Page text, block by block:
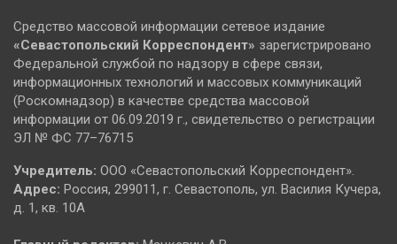
Средство массовой информации сетевое издание
«Севастопольский Корреспондент» зарегистрировано
Федеральной службой по надзору в сфере связи,
информационных технологий и массовых коммуникаций
(Роскомнадзор) в качестве средства массовой
информации от 06.09.2019 г., свидетельство о регистрации
ЭЛ № ФС 77–76715
Учредитель: ООО «Севастопольский Корреспондент».
Адрес: Россия, 299011, г. Севастополь, ул. Василия Кучера,
д. 1, кв. 10А